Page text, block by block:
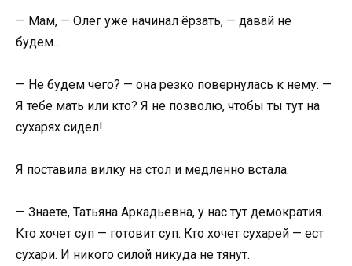
— Мам, — Олег уже начинал ёрзать, — давай не
будем…
— Не будем чего? — она резко повернулась к нему. —
Я тебе мать или кто? Я не позволю, чтобы ты тут на
сухарях сидел!
Я поставила вилку на стол и медленно встала.
— Знаете, Татьяна Аркадьевна, у нас тут демократия.
Кто хочет суп — готовит суп. Кто хочет сухарей — ест
сухари. И никого силой никуда не тянут.